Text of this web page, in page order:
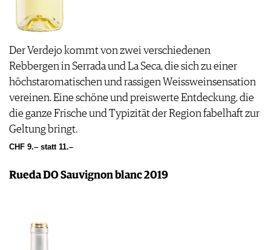
Der Verdejo kommt von zwei verschiedenen
Rebbergen in Serrada und La Seca, die sich zu einer
höchstaromatischen und rassigen Weissweinsensation
vereinen. Eine schöne und preiswerte Entdeckung, die
die ganze Frische und Typizität der Region fabelhaft zur
Geltung bringt.
CHF 9.– statt 11.–
Rueda DO Sauvignon blanc 2019